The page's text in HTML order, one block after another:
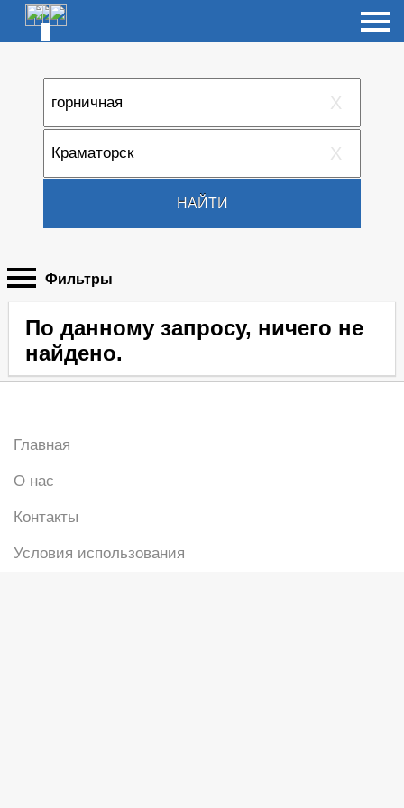
X
X
НАЙТИ
Фильтры
По данному запросу, ничего не
найдено.
Главная
О нас
Контакты
Условия использования